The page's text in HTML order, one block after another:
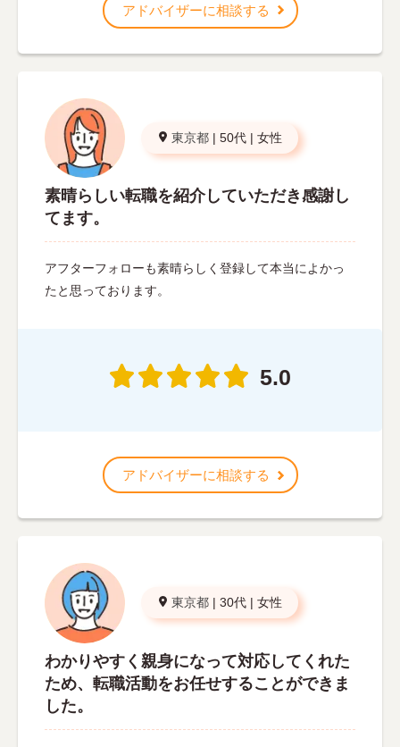
アドバイザーに相談する
東京都 | 50代 | 女性
素晴らしい転職を紹介していただき感謝し
てます。
アフターフォローも素晴らしく登録して本当によかっ
たと思っております。
5.0
アドバイザーに相談する
東京都 | 30代 | 女性
わかりやすく親身になって対応してくれた
ため、転職活動をお任せすることができま
した。